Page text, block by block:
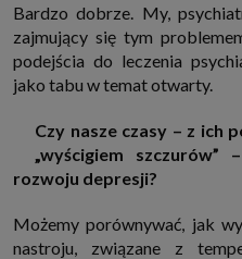
przetwarzania przez nas, inne
Partnerów:
1. Jeśli udzieliłeś zgody na
chwili wycofać (cofnięcie zgody
przetwarzania już dokonanego na jej
sprostowania, usunięcia lub
przeniesienia danych, wyrażenia
oraz prawo do wniesienia skargi do
jest Prezes Urzędu Ochrony
znajdziesz dodatkowe
Bardzo dobrze. My,
zajmujący się tym
podejścia do leczenia
jako tabu w temat otwarty.
Czy nasze czasy – z ich
„wyścigiem
rozwoju depresji?
Możemy porównywać, jak
nastroju, związane z